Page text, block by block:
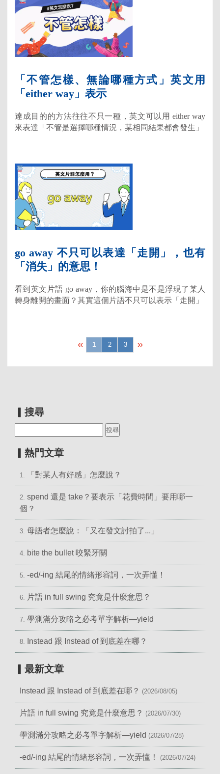
「不管怎樣、無論哪種方式」英文用
「either way」表示
達成目的的方法往往不只一種，英文可以用 either way
來表達「不管是選擇哪種情況，某相同結果都會發生」
go away 不只可以表達「走開」，也有
「消失」的意思！
看到英文片語 go away，你的腦海中是不是浮現了某人
轉身離開的畫面？其實這個片語不只可以表示「走開」
« 1 2 3 »
▎搜尋
▎熱門文章
1. 「對某人有好感」怎麼說？
2. spend 還是 take？要表示「花費時間」要用哪一
個？
3. 母語者怎麼說：「又在發文討拍了...」
4. bite the bullet 咬緊牙關
5. -ed/-ing 結尾的情緒形容詞，一次弄懂！
6. 片語 in full swing 究竟是什麼意思？
7. 學測滿分攻略之必考單字解析—yield
8. Instead 跟 Instead of 到底差在哪？
▎最新文章
Instead 跟 Instead of 到底差在哪？ (2026/08/05)
片語 in full swing 究竟是什麼意思？ (2026/07/30)
學測滿分攻略之必考單字解析—yield (2026/07/28)
-ed/-ing 結尾的情緒形容詞，一次弄懂！ (2026/07/24)